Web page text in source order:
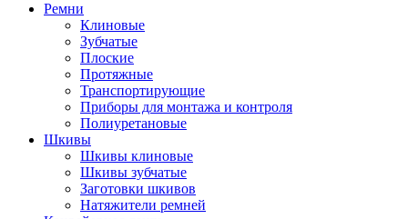
Ремни
Клиновые
Зубчатые
Плоские
Протяжные
Транспортирующие
Приборы для монтажа и контроля
Полиуретановые
Шкивы
Шкивы клиновые
Шкивы зубчатые
Заготовки шкивов
Натяжители ремней